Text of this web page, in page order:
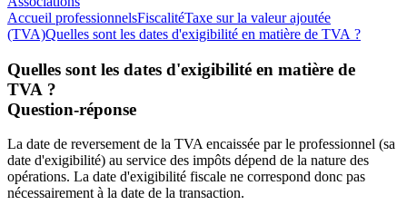
Accueil professionnelsFiscalitéTaxe sur la valeur ajoutée
(TVA)Quelles sont les dates d'exigibilité en matière de TVA ?
Quelles sont les dates d'exigibilité en matière de
TVA ?
Question-réponse
La date de reversement de la TVA encaissée par le professionnel (sa
date d'exigibilité) au service des impôts dépend de la nature des
opérations. La date d'exigibilité fiscale ne correspond donc pas
nécessairement à la date de la transaction.